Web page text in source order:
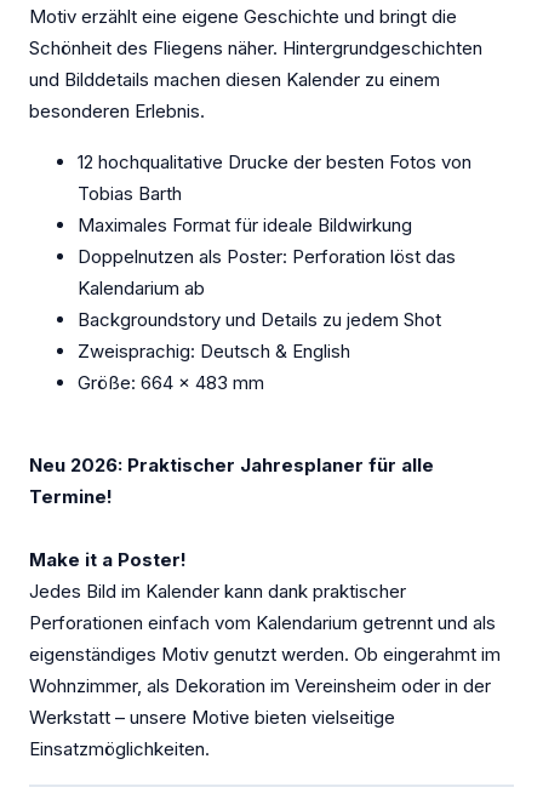
Motiv erzählt eine eigene Geschichte und bringt die
Schönheit des Fliegens näher. Hintergrundgeschichten
und Bilddetails machen diesen Kalender zu einem
besonderen Erlebnis.
12 hochqualitative Drucke der besten Fotos von
Tobias Barth
Maximales Format für ideale Bildwirkung
Doppelnutzen als Poster: Perforation löst das
Kalendarium ab
Backgroundstory und Details zu jedem Shot
Zweisprachig: Deutsch & English
Größe: 664 x 483 mm
Neu 2026: Praktischer Jahresplaner für alle
Termine!
Make it a Poster!
Jedes Bild im Kalender kann dank praktischer
Perforationen einfach vom Kalendarium getrennt und als
eigenständiges Motiv genutzt werden. Ob eingerahmt im
Wohnzimmer, als Dekoration im Vereinsheim oder in der
Werkstatt – unsere Motive bieten vielseitige
Einsatzmöglichkeiten.